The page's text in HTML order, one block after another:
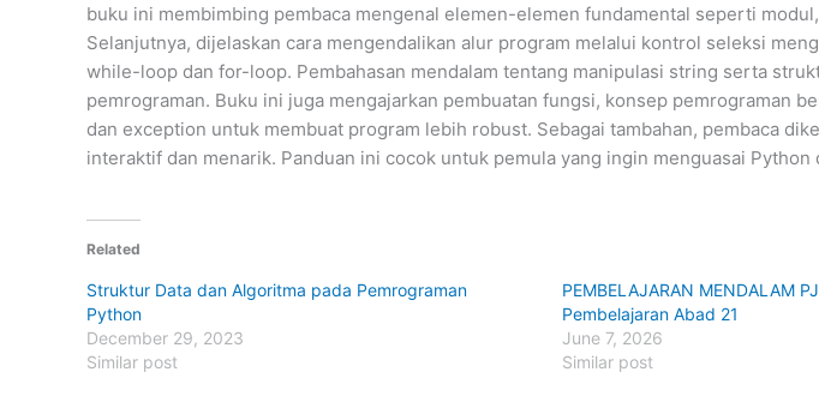
buku ini membimbing pembaca mengenal elemen-elemen fundamental seperti
Selanjutnya, dijelaskan cara mengendalikan alur program melalui kontrol seleksi
while-loop dan for-loop. Pembahasan mendalam tentang manipulasi string serta
pemrograman. Buku ini juga mengajarkan pembuatan fungsi, konsep pemrograman
dan exception untuk membuat program lebih robust. Sebagai tambahan, pembaca
interaktif dan menarik. Panduan ini cocok untuk pemula yang ingin menguasai
Related
Struktur Data dan Algoritma pada Pemrograman
Python
December 29, 2023
Similar post
PEMBELAJARAN MENDALAM
Pembelajaran Abad 21‎
June 7, 2026
Similar post